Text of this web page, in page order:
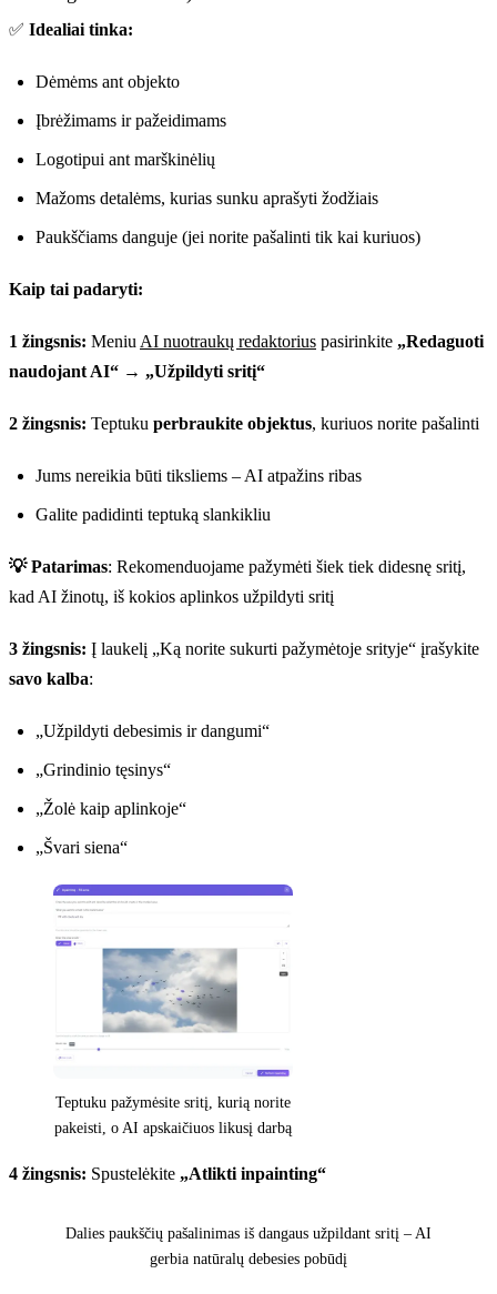
✅ Idealiai tinka:
Dėmėms ant objekto
Įbrėžimams ir pažeidimams
Logotipui ant marškinėlių
Mažoms detalėms, kurias sunku aprašyti žodžiais
Paukščiams danguje (jei norite pašalinti tik kai kuriuos)
Kaip tai padaryti:
1 žingsnis: Meniu AI nuotraukų redaktorius pasirinkite „Redaguoti
naudojant AI“ → „Užpildyti sritį“
2 žingsnis: Teptuku perbraukite objektus, kuriuos norite pašalinti
Jums nereikia būti tiksliems – AI atpažins ribas
Galite padidinti teptuką slankikliu
💡 Patarimas: Rekomenduojame pažymėti šiek tiek didesnę sritį,
kad AI žinotų, iš kokios aplinkos užpildyti sritį
3 žingsnis: Į laukelį „Ką norite sukurti pažymėtoje srityje“ įrašykite
savo kalba:
„Užpildyti debesimis ir dangumi“
„Grindinio tęsinys“
„Žolė kaip aplinkoje“
„Švari siena“
Teptuku pažymėsite sritį, kurią norite
pakeisti, o AI apskaičiuos likusį darbą
4 žingsnis: Spustelėkite „Atlikti inpainting“
Prieš Po
Dalies paukščių pašalinimas iš dangaus užpildant sritį – AI
gerbia natūralų debesies pobūdį